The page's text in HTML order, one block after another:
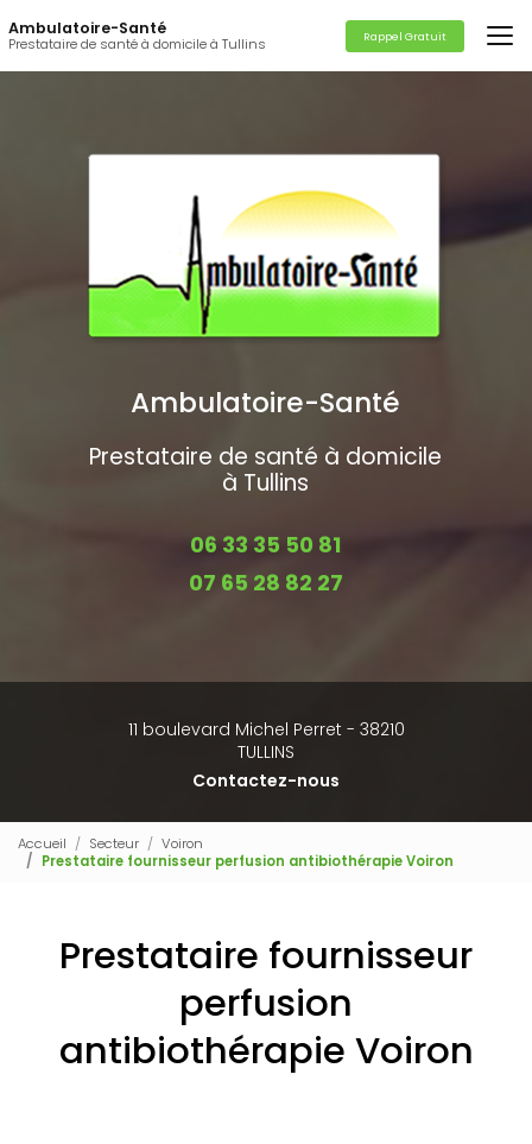
au
contenu
principal
Ambulatoire-Santé
Prestataire de santé à domicile à Tullins Rappel Gratuit
Ambulatoire-Santé
Prestataire de santé à domicile
à Tullins
06 33 35 50 81
07 65 28 82 27
11 boulevard Michel Perret - 38210
TULLINS
Contactez-nous
Accueil Secteur
Voiron
Prestataire fournisseur perfusion antibiothérapie Voiron
Prestataire fournisseur
perfusion
antibiothérapie Voiron